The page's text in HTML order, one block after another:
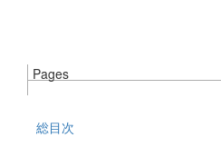
Pages
総目次